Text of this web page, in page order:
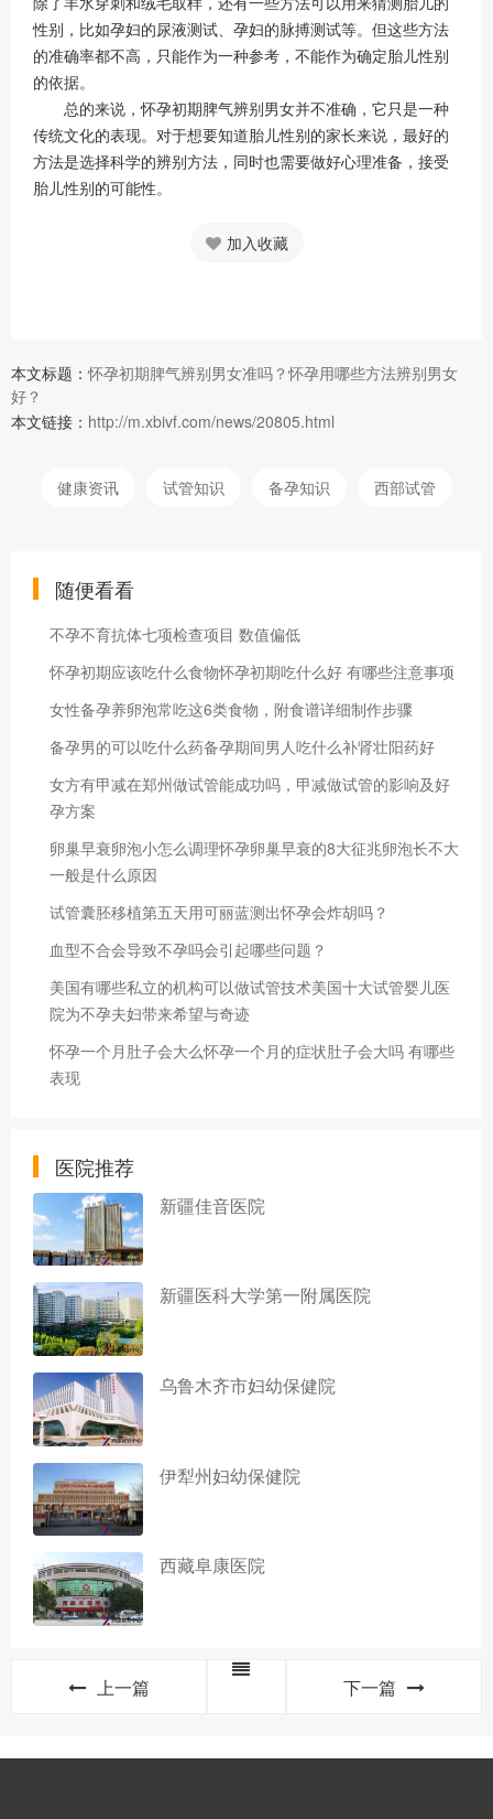
性别，比如孕妇的尿液测试、孕妇的脉搏测试等。但这些方法
的准确率都不高，只能作为一种参考，不能作为确定胎儿性别
的依据。
总的来说，怀孕初期脾气辨别男女并不准确，它只是一种
传统文化的表现。对于想要知道胎儿性别的家长来说，最好的
方法是选择科学的辨别方法，同时也需要做好心理准备，接受
胎儿性别的可能性。
加入收藏
本文标题：怀孕初期脾气辨别男女准吗？怀孕用哪些方法辨别男女
好？
本文链接： http://m.xbivf.com/news/20805.html
健康资讯 试管知识 备孕知识 西部试管
随便看看
不孕不育抗体七项检查项目 数值偏低
怀孕初期应该吃什么食物怀孕初期吃什么好 有哪些注意事项
女性备孕养卵泡常吃这6类食物，附食谱详细制作步骤
备孕男的可以吃什么药备孕期间男人吃什么补肾壮阳药好
女方有甲减在郑州做试管能成功吗，甲减做试管的影响及好
孕方案
卵巢早衰卵泡小怎么调理怀孕卵巢早衰的8大征兆卵泡长不大
一般是什么原因
试管囊胚移植第五天用可丽蓝测出怀孕会炸胡吗？
血型不合会导致不孕吗会引起哪些问题？
美国有哪些私立的机构可以做试管技术美国十大试管婴儿医
院为不孕夫妇带来希望与奇迹
怀孕一个月肚子会大么怀孕一个月的症状肚子会大吗 有哪些
表现
医院推荐
新疆佳音医院
新疆医科大学第一附属医院
乌鲁木齐市妇幼保健院
伊犁州妇幼保健院
西藏阜康医院
上一篇 下一篇